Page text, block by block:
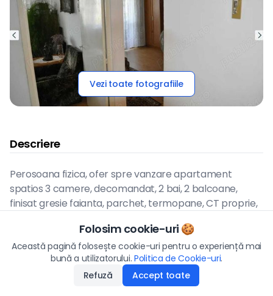
Vezi toate fotografiile
Descriere
Perosoana fizica, ofer spre vanzare apartament
spatios 3 camere, decomandat, 2 bai, 2 balcoane,
finisat gresie faianta, parchet, termopane, CT proprie,
pozitionare est - vest, liber de sub sarcini CF. str. Aurel
Vlaicu, Campia Turzii.Pentru detalii info, telefonic.
Preț
80.000€
15.05.2026
Aplică
Folosim cookie-uri 🍪
Această pagină folosește cookie-uri pentru o experiență mai
bună a utilizatorului. Politica de Cookie-uri.
Refuză
Accept toate